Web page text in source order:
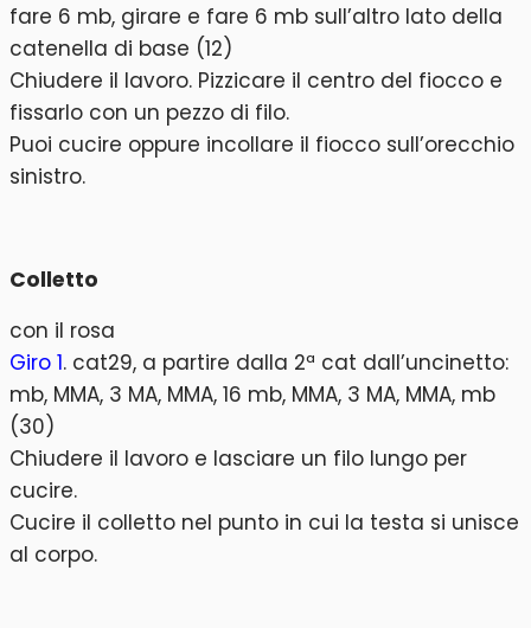
fare 6 mb, girare e fare 6 mb sull’altro lato della
catenella di base (12)
Chiudere il lavoro. Pizzicare il centro del fiocco e
fissarlo con un pezzo di filo.
Puoi cucire oppure incollare il fiocco sull’orecchio
sinistro.
Colletto
con il rosa
Giro 1. cat29, a partire dalla 2ª cat dall’uncinetto:
mb, MMA, 3 MA, MMA, 16 mb, MMA, 3 MA, MMA, mb
(30)
Chiudere il lavoro e lasciare un filo lungo per
cucire.
Cucire il colletto nel punto in cui la testa si unisce
al corpo.